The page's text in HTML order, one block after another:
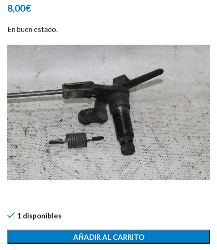
8,00€
En buen estado.
1 disponibles
AÑADIR AL CARRITO